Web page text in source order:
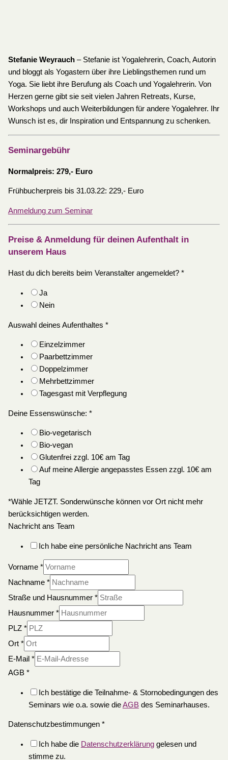
Stefanie Weyrauch– Stefanie ist Yogalehrerin, Coach, Autorin
und bloggt als Yogastern über ihre Lieblingsthemen rund um
Yoga. Sie liebt ihre Berufung als Coach und Yogalehrerin. Von
Herzen gerne gibt sie seit vielen Jahren Retreats, Kurse,
Workshops und auch Weiterbildungen für andere Yogalehrer. Ihr
Wunsch ist es, dir Inspiration und Entspannung zu schenken.
Seminargebühr
Normalpreis: 279,- Euro
Frühbucherpreis bis 31.03.22: 229,- Euro
Anmeldung zum Seminar
Preise & Anmeldung für deinen Aufenthalt in
unserem Haus
Hast du dich bereits beim Veranstalter angemeldet? *
Ja
Nein
Auswahl deines Aufenthaltes *
Einzelzimmer
Paarbettzimmer
Doppelzimmer
Mehrbettzimmer
Tagesgast mit Verpflegung
Deine Essenswünsche: *
Bio-vegetarisch
Bio-vegan
Glutenfrei zzgl. 10€ am Tag
Auf meine Allergie angepasstes Essen zzgl. 10€ am
Tag
*Wähle JETZT. Sonderwünsche können vor Ort nicht mehr
berücksichtigen werden.
Nachricht ans Team
Ich habe eine persönliche Nachricht ans Team
Vorname *
Nachname *
Straße und Hausnummer *
Hausnummer *
PLZ *
Ort *
E-Mail *
AGB *
Ich bestätige die Teilnahme- & Stornobedingungen des
Seminars wie o.a. sowie dieAGBdes Seminarhauses.
Datenschutzbestimmungen *
Ich habe die Datenschutzerklärunggelesen und
stimme zu.